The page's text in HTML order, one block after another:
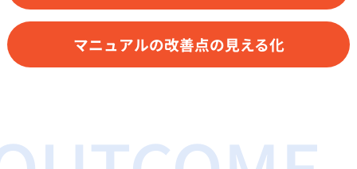
マニュアルの改善点の見える化